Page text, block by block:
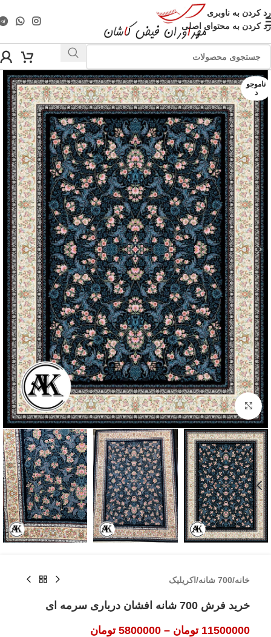
رد کردن به ناوبری
رد کردن به محتوای اصلی
ناموجو
د
بزرگنمایی تصویر
خانه/700 شانه /اکریلیک
خرید فرش 700 شانه افشان درباری سرمه ای
11500000 تومان –
5800000 تومان